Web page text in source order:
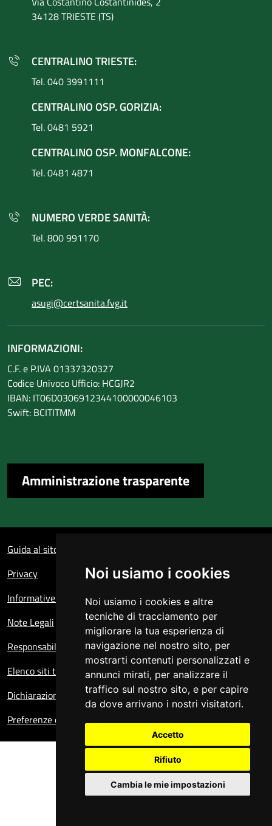
Noi usiamo i cookies
Noi usiamo i cookies e altre
tecniche di tracciamento per
migliorare la tua esperienza di
navigazione nel nostro sito, per
mostrarti contenuti personalizzati e
annunci mirati, per analizzare il
traffico sul nostro sito, e per capire
da dove arrivano i nostri visitatori.
Accetto
Rifiuto
Cambia le mie impostazioni
34128 TRIESTE (TS)
CENTRALINO TRIESTE:
Tel. 040 3991111
CENTRALINO OSP. GORIZIA:
Tel. 0481 5921
CENTRALINO OSP. MONFALCONE:
Tel. 0481 4871
NUMERO VERDE SANITÀ:
Tel. 800 991170
PEC:
asugi@certsanita.fvg.it
INFORMAZIONI:
C.F. e P.IVA 01337320327
Codice Univoco Ufficio: HCGJR2
IBAN: IT06D0306912344100000046103
Swift: BCITITMM
Amministrazione trasparente
Guida al sito
Privacy
Informative sul trattamento dei dati personali
Note Legali
Responsabile del sito
Elenco siti tematici
Dichiarazione di accessibilità
Preferenze cookie